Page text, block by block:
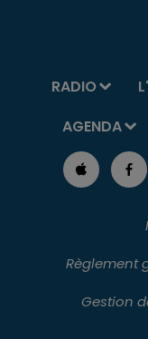
RADIO
AGENDA
Règlement
Gestion